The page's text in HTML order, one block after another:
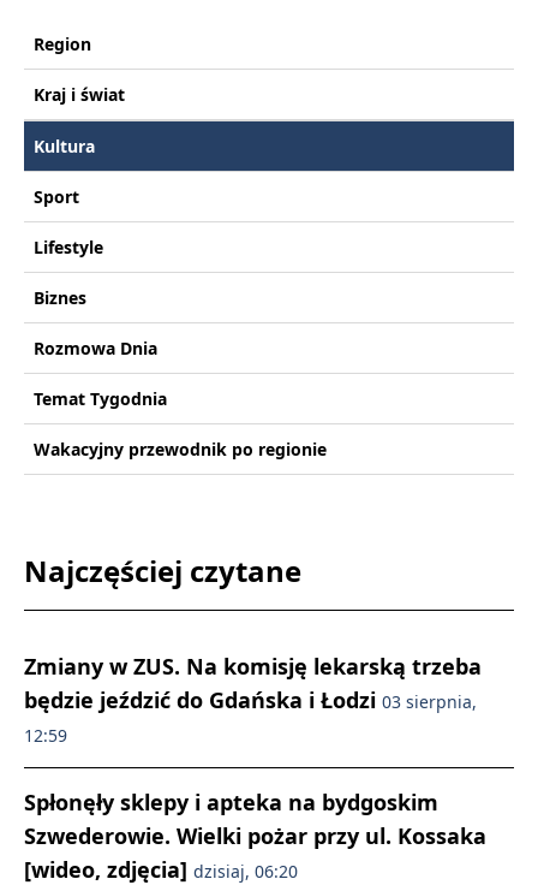
Region
Kraj i świat
Kultura
Sport
Lifestyle
Biznes
Rozmowa Dnia
Temat Tygodnia
Wakacyjny przewodnik po regionie
Najczęściej czytane
Zmiany w ZUS. Na komisję lekarską trzeba
będzie jeździć do Gdańska i Łodzi 03 sierpnia,
12:59
Spłonęły sklepy i apteka na bydgoskim
Szwederowie. Wielki pożar przy ul. Kossaka
[wideo, zdjęcia] dzisiaj, 06:20